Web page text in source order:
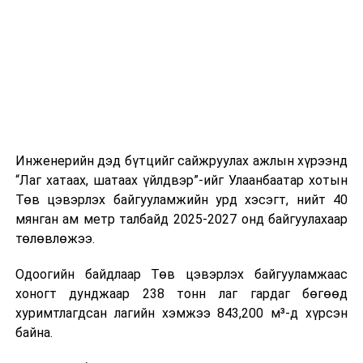
өдөр тутмын ажлын бэлэн байдлыг хангах зэрэг
практик ур чадварыг сургалтын хөтөлбөрт тусгажээ.
Сургалтыг танилцуулах лекц, асуулт-хариулт,
жишээнд суурилсан сургалт, багаар ажиллах дасгал,
танилцах, онцгой нөхцөлд ажиллах дадлага зэрэг
онол, практик хосолсон хэлбэрээр зохион байгуулж
байна.
Инженерийн дэд бүтцийг сайжруулах ажлын хүрээнд
“Лаг хатаах, шатаах үйлдвэр”-ийг Улаанбаатар хотын
Төв цэвэрлэх байгууламжийн урд хэсэгт, нийт 40
мянган ам метр талбайд 2025-2027 онд байгуулахаар
төлөвлөжээ.
Одоогийн байдлаар Төв цэвэрлэх байгууламжаас
хоногт дунджаар 238 тонн лаг гардаг бөгөөд
хуримтлагдсан лагийн хэмжээ 843,200 м³-д хүрсэн
байна.